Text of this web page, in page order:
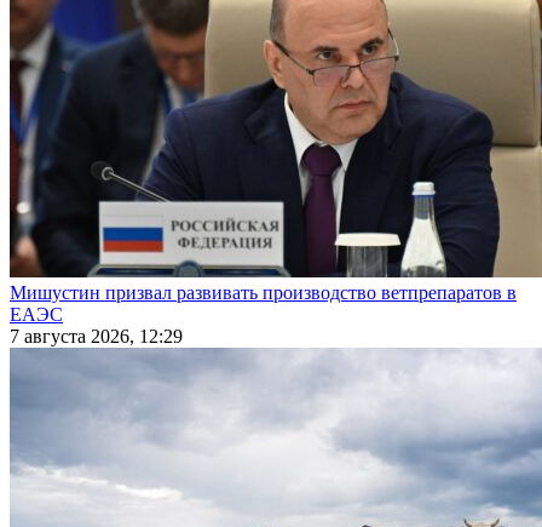
Мишустин призвал развивать производство ветпрепаратов в
ЕАЭС
7 августа 2026, 12:29